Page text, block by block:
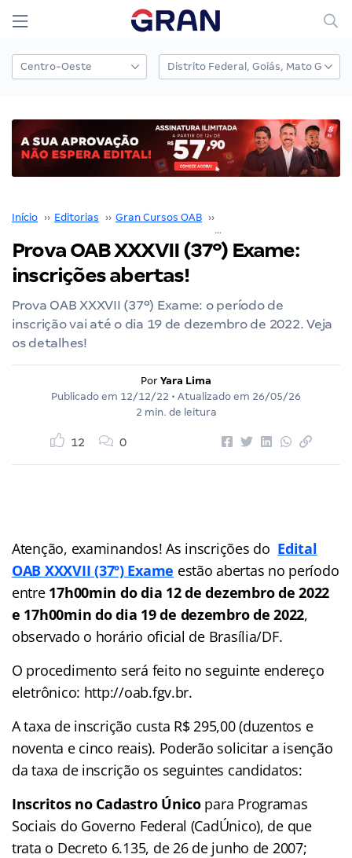
Início ›› Editorias ›› Gran Cursos OAB ››
Prova OAB XXXVII (37º) Exame:
inscrições abertas!
Prova OAB XXXVII (37º) Exame: o período de
inscrição vai até o dia 19 de dezembro de 2022. Veja
os detalhes!
Por Yara Lima
Publicado em 12/12/22 • Atualizado em 26/05/26
2 min. de leitura
12 0
Atenção, examinandos! As inscrições do Edital
OAB XXXVII (37º) Exame estão abertas no período
entre17h00min do dia 12 de dezembro de 2022
e 17h00min do dia 19 de dezembro de 2022,
observado o horário oficial de Brasília/DF.
O procedimento será feito no seguinte endereço
eletrônico: http://oab.fgv.br.
A taxa de inscrição custa R$ 295,00 (duzentos e
noventa e cinco reais). Poderão solicitar a isenção
da taxa de inscrição os seguintes candidatos:
Inscritos no Cadastro Únicopara Programas
Sociais do Governo Federal (CadÚnico), de que
trata o Decreto 6.135, de 26 de junho de 2007;